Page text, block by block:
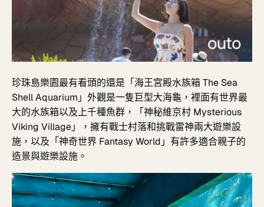
珍珠島樂園最有看頭的還是「海王宮殿水族箱The Sea
Shell Aquarium 」外觀是一隻巨型大海龜，裡面有世界最
大的水族箱以及上千種魚群，「神秘維京村 Mysterious
Viking Village」，擁有戰士村落和挑戰雷神兩大遊樂設
施，以及「神奇世界 Fantasy World」有許多適合親子的
造景與遊樂設施。